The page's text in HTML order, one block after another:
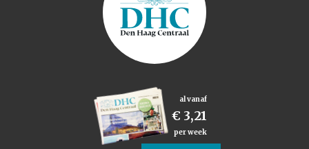
al vanaf
€ 3,21
per week